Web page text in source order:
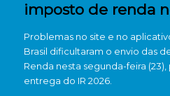
imposto de renda
Problemas no site e no
Brasil dificultaram o envio das
Renda nesta segunda-feira
entrega do IR 2026.